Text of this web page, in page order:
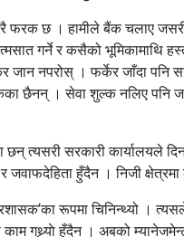
धेरै फरक छ । हामीले बैंक चलाए
गर्ने र कसैको भूमिकामाथि
नपरोस् । फर्केर जाँदा पनि
छैनन् । सेवा शुल्क नलिए
त्यसरी सरकारी कार्यालयले
जवाफदेहिता हुँदैन । निजी
रूपमा चिनिन्थ्यो ।
गथ्र्याे हुँदैन । अबको